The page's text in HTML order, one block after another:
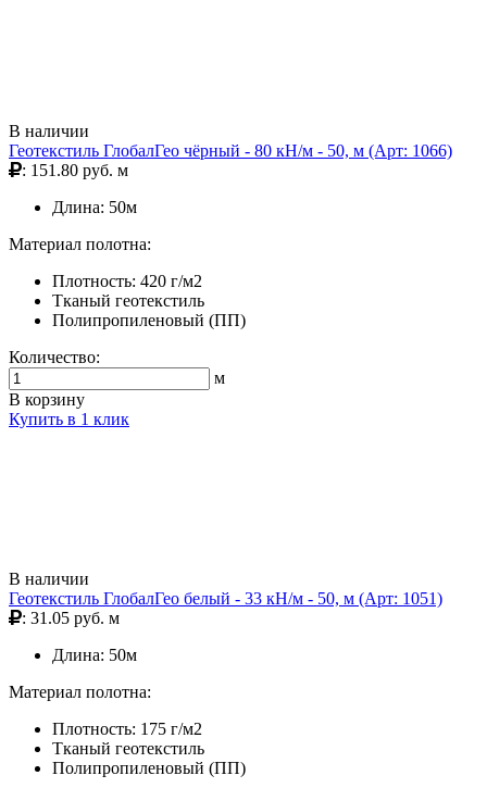
В наличии
Геотекстиль ГлобалГео чёрный - 80 кН/м - 50, м (Арт: 1066)
: 151.80 руб. м
Длина: 50м
Материал полотна:
Плотность: 420 г/м2
Тканый геотекстиль
Полипропиленовый (ПП)
Количество:
м
В корзину
Купить в 1 клик
В наличии
Геотекстиль ГлобалГео белый - 33 кН/м - 50, м (Арт: 1051)
: 31.05 руб. м
Длина: 50м
Материал полотна:
Плотность: 175 г/м2
Тканый геотекстиль
Полипропиленовый (ПП)